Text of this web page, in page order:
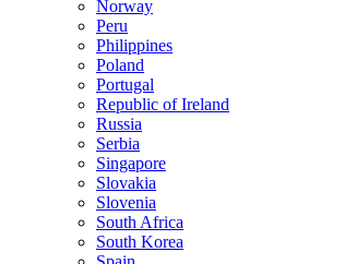
Norway
Peru
Philippines
Poland
Portugal
Republic of Ireland
Russia
Serbia
Singapore
Slovakia
Slovenia
South Africa
South Korea